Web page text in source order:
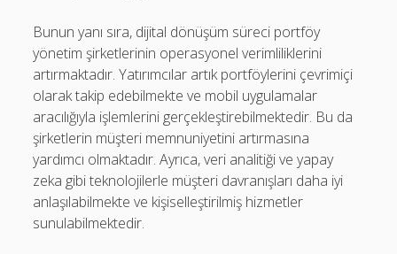
Bunun yanı sıra, dijital dönüşüm süreci portföy
yönetim şirketlerinin operasyonel verimliliklerini
artırmaktadır. Yatırımcılar artık portföylerini çevrimiçi
olarak takip edebilmekte ve mobil uygulamalar
aracılığıyla işlemlerini gerçekleştirebilmektedir. Bu da
şirketlerin müşteri memnuniyetini artırmasına
yardımcı olmaktadır. Ayrıca, veri analitiği ve yapay
zeka gibi teknolojilerle müşteri davranışları daha iyi
anlaşılabilmekte ve kişiselleştirilmiş hizmetler
sunulabilmektedir.